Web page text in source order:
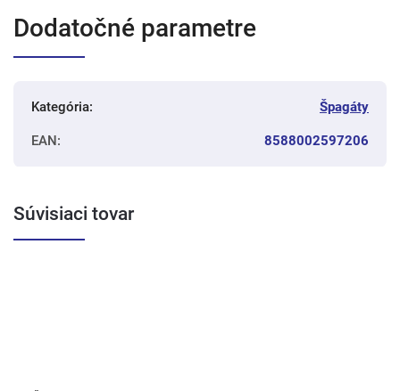
Dodatočné parametre
Kategória: Špagáty
EAN: 8588002597206
Súvisiaci tovar